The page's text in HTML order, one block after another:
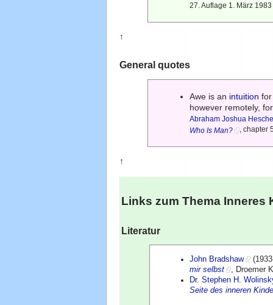
27. Auflage 1. März 1983
↑
General quotes
Awe is an intuition
however remotely,
Abraham Joshua
Who Is Man?
, chapter
↑
Links zum Thema Inneres
Literatur
John Bradshaw
mir selbst
, Droemer
Dr. Stephen H.
Seite des inneren